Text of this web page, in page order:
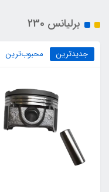
برلیانس 230
جدیدترین محبوب‌ترین